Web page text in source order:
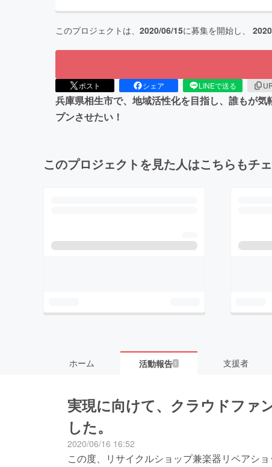
このプロジェクトは、 2020/06/15に募集を開始し、
ポスト シェア LINEで送る
兵庫県相生市で、地域活性化を目指し、誰もが
プンさせたい！
このプロジェクトを見た人はこちらもチ
ホーム 活動報告 1 支援者
実現に向けて、クラウドファ
した。
2020/06/16 16:52
この度、リサイクルショップ兼楽器リペアシ